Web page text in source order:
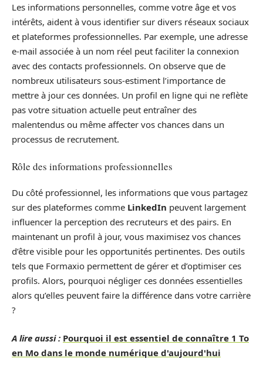
Les informations personnelles, comme votre âge et vos
intérêts, aident à vous identifier sur divers réseaux sociaux
et plateformes professionnelles. Par exemple, une adresse
e-mail associée à un nom réel peut faciliter la connexion
avec des contacts professionnels. On observe que de
nombreux utilisateurs sous-estiment l’importance de
mettre à jour ces données. Un profil en ligne qui ne reflète
pas votre situation actuelle peut entraîner des
malentendus ou même affecter vos chances dans un
processus de recrutement.
Rôle des informations professionnelles
Du côté professionnel, les informations que vous partagez
sur des plateformes comme LinkedIn peuvent largement
influencer la perception des recruteurs et des pairs. En
maintenant un profil à jour, vous maximisez vos chances
d’être visible pour les opportunités pertinentes. Des outils
tels que Formaxio permettent de gérer et d’optimiser ces
profils. Alors, pourquoi négliger ces données essentielles
alors qu’elles peuvent faire la différence dans votre carrière
?
A lire aussi : Pourquoi il est essentiel de connaître 1 To
en Mo dans le monde numérique d'aujourd'hui